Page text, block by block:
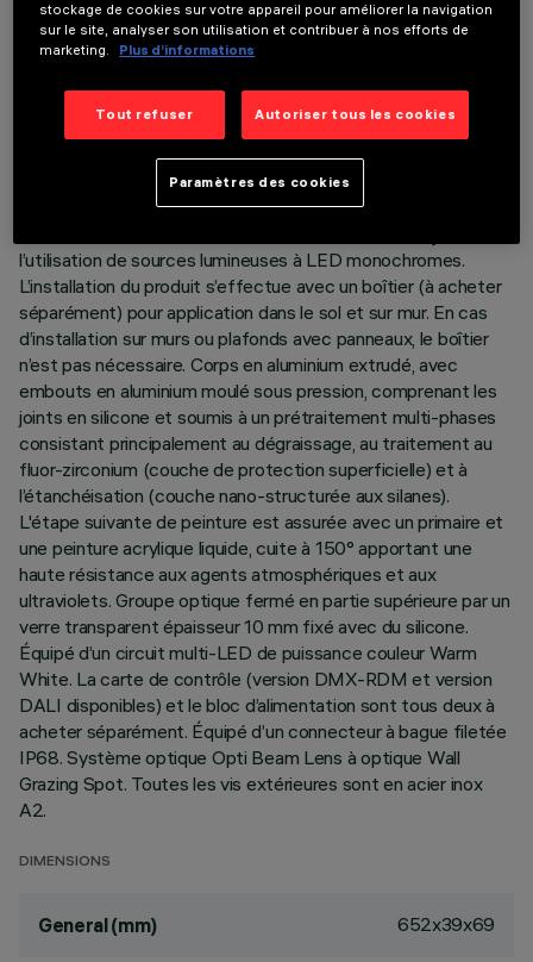
DONNÉES TECHNIQUES
l’utilisation de sources lumineuses à LED monochromes.
L’installation du produit s’effectue avec un boîtier (à acheter
séparément) pour application dans le sol et sur mur. En cas
d’installation sur murs ou plafonds avec panneaux, le boîtier
n’est pas nécessaire. Corps en aluminium extrudé, avec
embouts en aluminium moulé sous pression, comprenant les
joints en silicone et soumis à un prétraitement multi-phases
consistant principalement au dégraissage, au traitement au
fluor-zirconium (couche de protection superficielle) et à
l’étanchéisation (couche nano-structurée aux silanes).
L'étape suivante de peinture est assurée avec un primaire et
une peinture acrylique liquide, cuite à 150° apportant une
haute résistance aux agents atmosphériques et aux
ultraviolets. Groupe optique fermé en partie supérieure par un
verre transparent épaisseur 10 mm fixé avec du silicone.
Équipé d’un circuit multi-LED de puissance couleur Warm
White. La carte de contrôle (version DMX-RDM et version
DALI disponibles) et le bloc d’alimentation sont tous deux à
acheter séparément. Équipé d’un connecteur à bague filetée
IP68. Système optique Opti Beam Lens à optique Wall
Grazing Spot. Toutes les vis extérieures sont en acier inox
A2.
DIMENSIONS
General (mm) 652x39x69
stockage de cookies sur votre appareil pour améliorer la navigation
sur le site, analyser son utilisation et contribuer à nos efforts de
marketing.
Plus d’informations
Tout refuser Autoriser tous les cookies
Paramètres des cookies